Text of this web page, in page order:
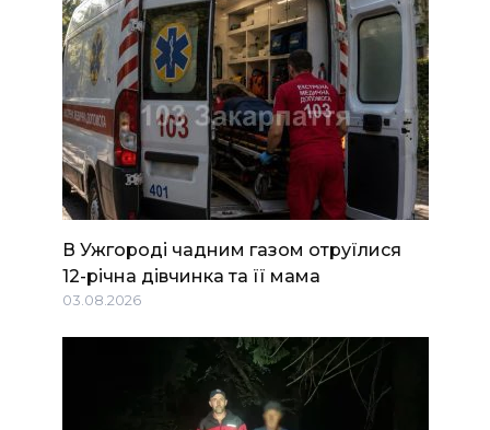
В Ужгороді чадним газом отруїлися
12-річна дівчинка та її мама
03.08.2026